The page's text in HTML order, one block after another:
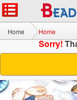
Home Home
Sorry!